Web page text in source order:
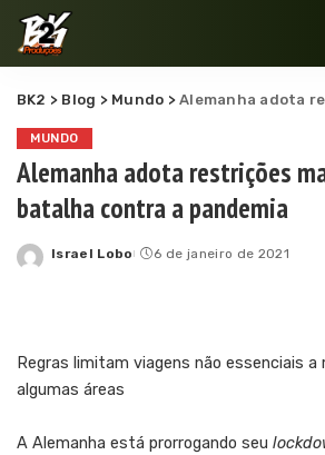
BK2 > Blog > Mundo >Alemanha adota restrições mais
MUNDO
Alemanha adota restrições
batalha contra a pandemia
Posted
Israel Lobo 6 de janeiro de 2021
Regras limitam viagens não essenciais a
algumas áreas
A Alemanha está prorrogando seu